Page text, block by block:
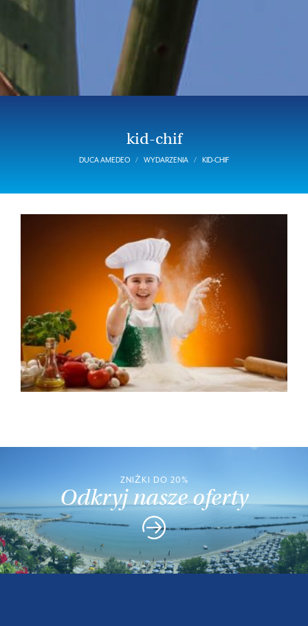
kid-chif
DUCA AMEDEO WYDARZENIA KID-CHIF
ZNIŻKI DO 20%
Odkryj nasze oferty